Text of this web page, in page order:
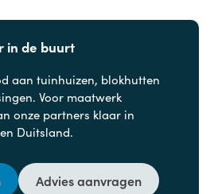
in de buurt
aan tuinhuizen, blokhutten
Voor maatwerk
onze partners klaar in
Duitsland.
Advies aanvragen